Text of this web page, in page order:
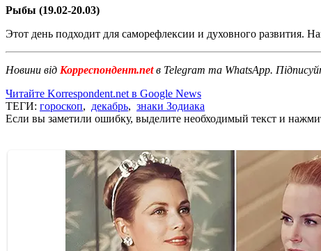
Рыбы (19.02-20.03)
Этот день подходит для саморефлексии и духовного развития.
Новини від Корреспондент.netв Telegram та WhatsApp.
Читайте Korrespondent.net в Google News
ТЕГИ: гороскоп, декабрь, знаки Зодиака
Если вы заметили ошибку, выделите необходимый текст и